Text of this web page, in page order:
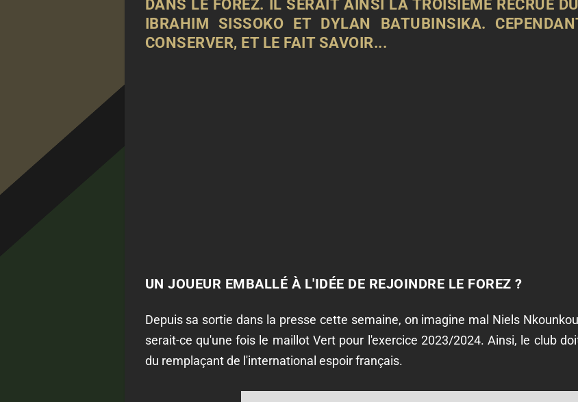
DANS LE FOREZ. IL SERAIT AINSI LA TROISIÈME RECRUE
IBRAHIM SISSOKO ET DYLAN BATUBINSIKA.
CONSERVER, ET LE FAIT SAVOIR...
UN JOUEUR EMBALLÉ À L'IDÉE DE REJOINDRE LE FOREZ ?
Depuis sa sortie dans la presse cette semaine, on imagine mal Niels
serait-ce qu'une fois le maillot Vert pour l'exercice 2023/2024. Ainsi, le club
du remplaçant de l'international espoir français.